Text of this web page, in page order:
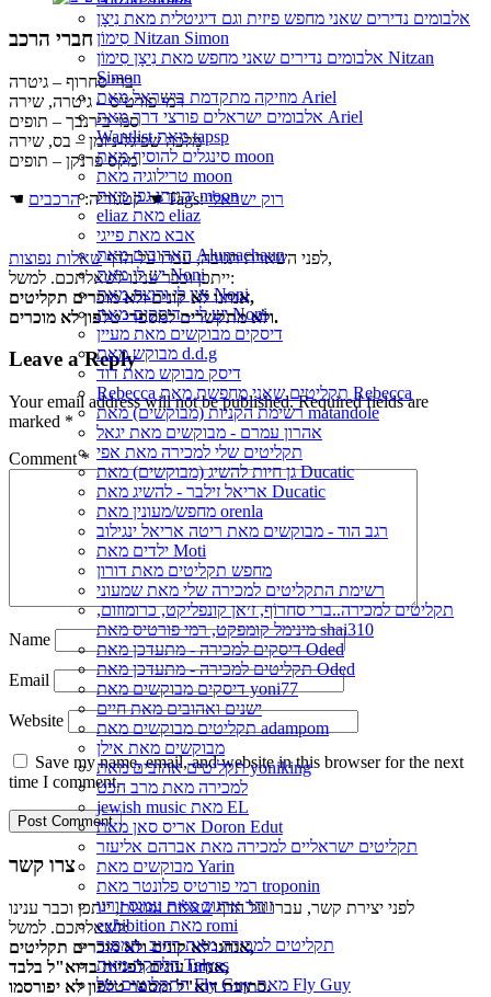
אלבומים נדירים שאני מחפש פיזית וגם דיגיטלית מאת נִיצָן
סִימוֹן Nitzan Simon
אלבומים נדירים שאני מחפש מאת נִיצָן סִימוֹן Nitzan
Simon
מוזיקה מתקדמת בישראל מאת Ariel
אלבומים ישראלים פורצי דרך מאת Ariel
Wantlist מאת tapsp
סינגלים להוסיף מאת moon
טרילוגיה מאת moon
יהונתן גפן מאת moon
eliaz מאת eliaz
אבא מאת פייגי
האהובים מאת Alumachaun
יש לי מאת Noni
אין לי ורוצה מאת Noni
יש לי - דיסקים מאת Noni
דיסקים מבוקשים מאת מעיין
מבוקש מאת d.d.g
דיסק מבוקש מאת דוד
Rebecca תקליטים שאני מחפשת מאת Rebecca
רשימת הקניות (מבוקשים) מאת matandole
אהרון עמרם - מבוקשים מאת יגאל
תקליטים שלי למכירה מאת אפי
גן חיות להשיג (מבוקשים) מאת Ducatic
אריאל זילבר - להשיג מאת Ducatic
מחפש/מעונין מאת orenla
רגב הוד - מבוקשים מאת ריטה אריאל ינגילוב
ילדים מאת Moti
מחפש תקליטים מאת דורון
רשימת התקליטים למכירה שלי מאת שמעוני
תקליטים למכירה..ברי סחרוֹף, ז׳אן קונפליקט, כרומוזום,
מינימל קומפקט, רמי פורטיס מאת shai310
דיסקים למכירה - מתעדכן מאת Oded
תקליטים למכירה - מתעדכן מאת Oded
דיסקים מבוקשים מאת yoni77
ישנים ואהובים מאת חיים
תקליטים מבוקשים מאת adampom
מבוקשים מאת אילן
תקליטים אהובים מאת yoniking
למכירה מאת מרב הכט
jewish music מאת EL
אריס סאן מאת Doron Edut
תקליטים ישראליים למכירה מאת אברהם אליעזר
מבוקשים מאת Yarin
רמי פורטיס פלונטר מאת troponin
זוהר ארגוב מאת עמוס זורנו
exhibition מאת romi
תקליטים למכירה מאת רחוב_המסגר
הלהקה מאת Talyas
התקליטים של Fly Guy מאת Fly Guy
חברי הרכב
ברי סחרוף – גיטרה
רמי פורטיס – גיטרה, שירה
סמי בירנבך – תופים
מלכה שפיגל-ניומן – בס, שירה
מקס פרנקן – תופים
☚ קטגוריה:הרכבים ☚ Tags:רוק ישראלי
לפני השארת תגובה, עברו על הדףשאלות נפוצות
,
ייתכן וכבר ענינו לשאלתכם. למשל:
אנחנו לא קונים ולא מוכרים תקליטים,
ולא מתקשרים למספרי טלפון לא מוכרים.
Leave a Reply
Your email address will not be published. Required fields are
marked *
Comment*
Name
Email
Website
Save my name, email, and website in this browser for the next
time I comment.
צרו קשר
לפני יצירת קשר, עברו על הדףשאלות נפוצות, ייתכן וכבר ענינו
לשאלתכם. למשל:
אנחנו לא קונים ולא מוכרים תקליטים,
אנחנו עונים לפניות בדוא"ל בלבד,
כתובת דוא"ל ומספר טלפון לא יפורסמו.